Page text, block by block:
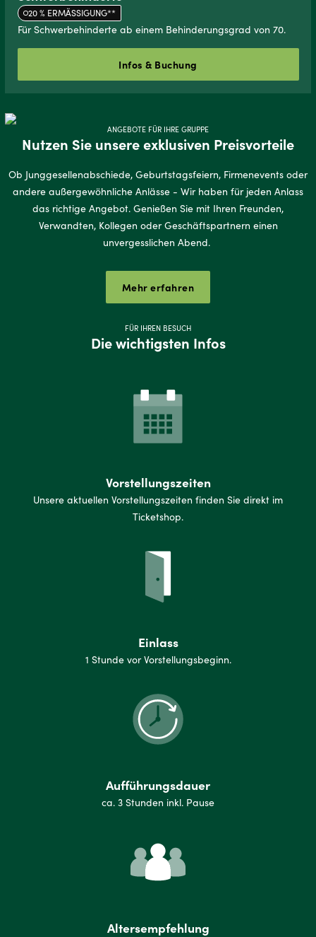
20 % ERMÄSSIGUNG**
Für Schwerbehinderte ab einem Behinderungsgrad von 70.
Infos & Buchung
ANGEBOTE FÜR IHRE GRUPPE
Nutzen Sie unsere exklusiven Preisvorteile
Ob Junggesellenabschiede, Geburtstagsfeiern, Firmenevents oder
andere außergewöhnliche Anlässe - Wir haben für jeden Anlass
das richtige Angebot. Genießen Sie mit Ihren Freunden,
Verwandten, Kollegen oder Geschäftspartnern einen
unvergesslichen Abend.
Mehr erfahren
FÜR IHREN BESUCH
Die wichtigsten Infos
Vorstellungszeiten
Unsere aktuellen Vorstellungszeiten finden Sie direkt im
Ticketshop.
Einlass
1 Stunde vor Vorstellungsbeginn.
Aufführungsdauer
ca. 3 Stunden inkl. Pause
Altersempfehlung